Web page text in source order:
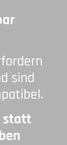
sind
statt